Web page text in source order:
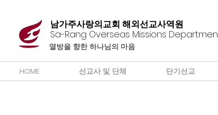
남가주사랑의교회 해외선교사역원
Sa-Rang Overseas Missions
​열방을 향한 하나님의 마음
HOME 선교사 및 단체 단기선교